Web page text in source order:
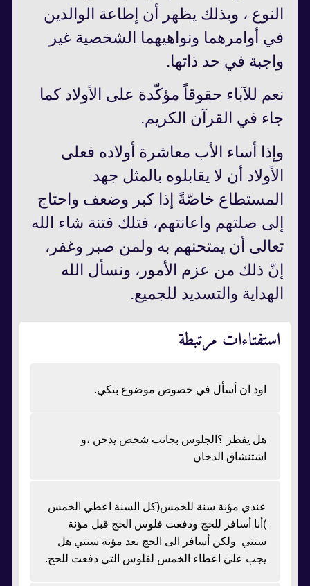
النوع ، وبذلك يظهر أن إطاعة الوالدين
في أوامرهما ونواهيهما الشخصية غير
واجبة في حد ذاتها.
نعم للآباء حقوقاً مؤكّدة على الأولاد كما
جاء في القرآن الكريم.
وإذا أساء الأب معاشرة أولاده فعلى
الأولاد أن لا يقابلوه بالمثل جهد
المستطاع خاصّةً إذا كبر وضعف واحتاج
إلى صلتهم واعانتهم، فتلك فتنة شاء الله
تعالى أن يمتحنهم به ولمن صبر وغفر،
إنّ ذلك من عزم الأمور، ونسأل الله
الهداية والتسديد للجميع.
استفتاءات مرتبطة
اود ان أسأل في خصوص موضوع بنكي.
هل يفطر ؟الجلوس بجانب شخص يدخن ،و
اشتنشاق الدخان
عندي مؤنة سنة للخمس(كل السنة اعطي الخمس
)أنا أسافر للحج ودفعت فلوس الحج قبل مؤنة
سنتي ولكن أسافر الى الحج بعد مؤنة سنتي هل
يجب عليَ اعطاء الخمس لفلوس التي دفعت للحج.